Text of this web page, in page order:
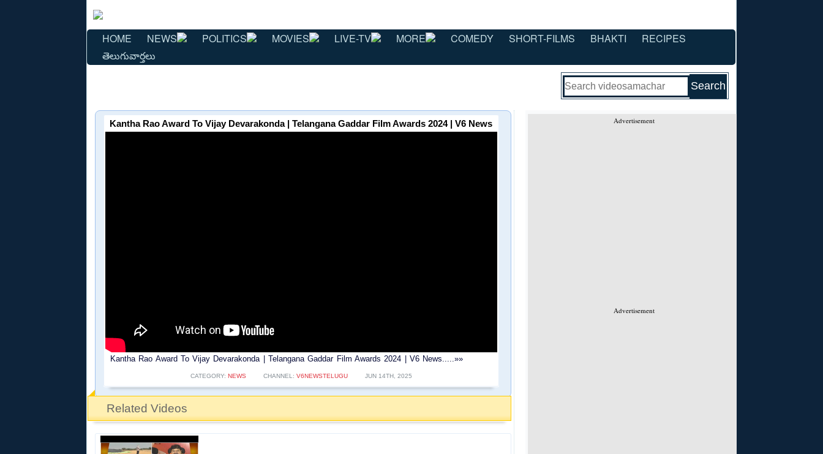
HOME NEWS POLITICS MOVIES LIVE-TV MORE COMEDY SHORT-FILMS BHAKTI
RECIPES
తెలుగువార్తలు
Advertisement
Advertisement
Kantha Rao Award To Vijay Devarakonda | Telangana Gaddar Film Awards 2024 | V6 News
Kantha Rao Award To Vijay Devarakonda | Telangana Gaddar Film Awards 2024 | V6 News.....»»
CATEGORY: NEWS CHANNEL: V6NEWSTELUGU JUN 14TH, 2025
Related Videos